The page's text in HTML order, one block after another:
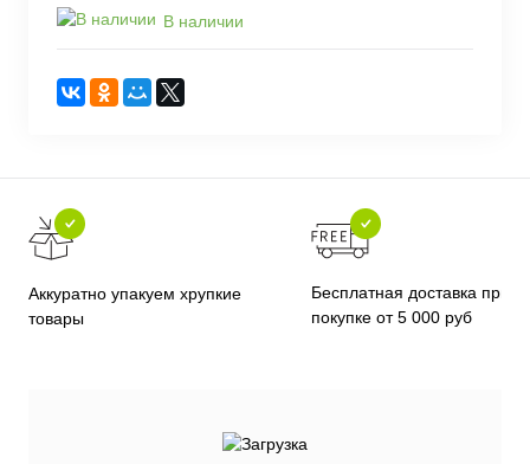
В наличии
Аккуратно упакуем хрупкие
товары
Бесплатная доставка при
покупке от 5 000 руб